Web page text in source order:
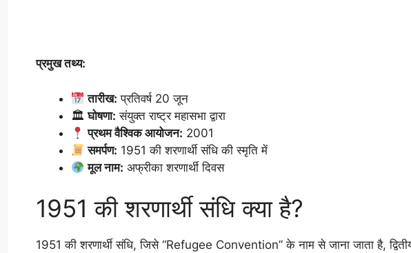
प्रमुख तथ्य:
तारीख: प्रतिवर्ष 20 जून
🏛घोषणा: संयुक्त राष्ट्र महासभा द्वारा
प्रथम वैश्विक आयोजन: 2001
समर्पण: 1951 की शरणार्थी संधि की स्मृति में
मूल नाम: अफ्रीका शरणार्थी दिवस
1951 की शरणार्थी संधि क्या है?
1951 की शरणार्थी संधि, जिसे “Refugee Convention” के नाम से जाना जाता है, द्वितीय